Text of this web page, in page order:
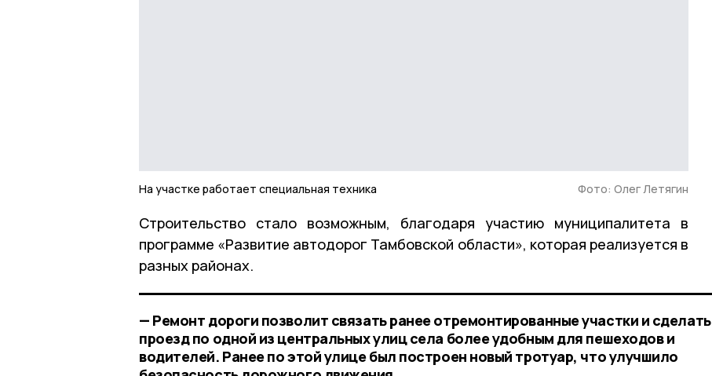
На участке работает специальная техника Фото: Олег Летягин
Строительство стало возможным, благодаря участию муниципалитета в
программе «Развитие автодорог Тамбовской области», которая реализуется в
разных районах.
— Ремонт дороги позволит связать ранее отремонтированные участки и сделать
проезд по одной из центральных улиц села более удобным для пешеходов и
водителей. Ранее по этой улице был построен новый тротуар, что улучшило